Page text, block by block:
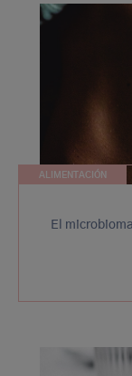
ALIMENTACIÓN
El